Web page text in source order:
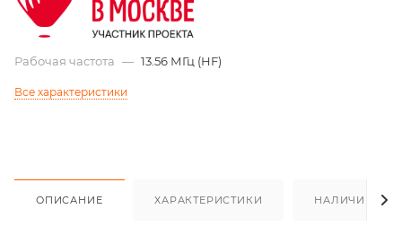
Рабочая частота — 13.56 МГц (HF)
Все характеристики
ОПИСАНИЕ ХАРАКТЕРИСТИКИ НАЛИЧИЕ